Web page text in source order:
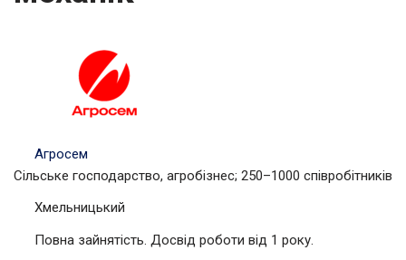
Агросем
Сільське господарство, агробізнес; 250–1000 співробітників
Хмельницький
Повна зайнятість. Досвід роботи від 1 року.